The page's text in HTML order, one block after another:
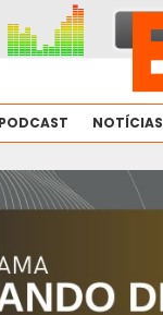
PODCAST NOTÍCIAS